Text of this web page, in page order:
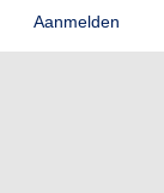
Aanmelden